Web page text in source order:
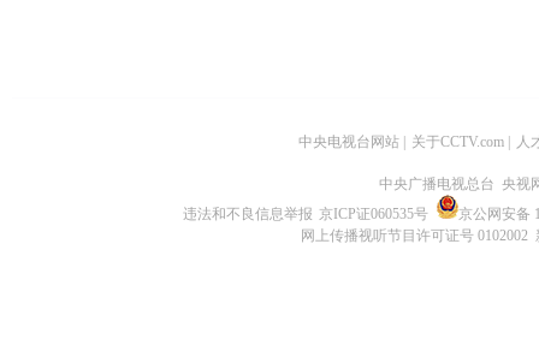
中央电视台网站 关于CCTV.com 人
中央广播电视总台 央视
违法和不良信息举报 京ICP证060535号
京公网安备
网上传播视听节目许可证号 0102002